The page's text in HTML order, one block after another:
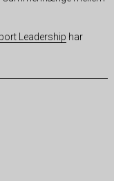
Leadership har